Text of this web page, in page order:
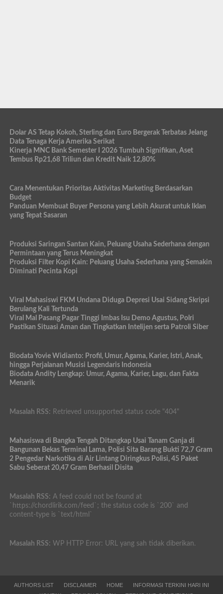
Dolar AS Tetap Kokoh, Sterling dan Euro Bergerak Terbatas Jelang
Data Tenaga Kerja Amerika Serikat
Kinerja MNC Bank Semester I 2026 Tumbuh Signifikan, Aset
Tembus Rp21,68 Triliun dan Kredit Naik 12,80%
Cara Menentukan Prioritas Aktivitas Marketing Berdasarkan
Budget
Panduan Membuat Buyer Persona yang Lebih Akurat untuk Iklan
yang Tepat Sasaran
Produksi Saringan Santan Kain, Peluang Usaha Sederhana dengan
Permintaan yang Terus Meningkat
Produksi Filter Kopi Kain: Peluang Usaha Sederhana yang Semakin
Diminati Pecinta Kopi
Viral Mahasiswi FKM Undana Diduga Depresi Usai Sidang Skripsi
Berulang Kali Tertunda
Viral Mal Pasang Pagar Tinggi Imbas Isu Demo Agustus, Polri
Pastikan Situasi Aman dan Tingkatkan Intelijen serta Patroli Siber
Biodata Yovie Widianto: Profil, Umur, Agama, Karier, Istri, Anak,
hingga Perjalanan Musisi Legendaris Indonesia
Biodata Andity Lengkap: Umur, Agama, Karier, Lagu, dan Fakta
Menarik
Masalah RSS: Retrieved unsupported status code "404"
Mahasiswa di Bangka Tengah Ditangkap Usai Tanam Ganja di
Bangunan Bekas Terminal Lama, Polisi Sita Barang Bukti 72,7 Gram
2 Pengedar Narkotika di Air Lintang Diringkus Polisi, 45 Paket
Sabu Seberat 20,47 Gram Berhasil Disita
Masalah RSS: A feed could not be found at
`https://chordlirik.com/feed`; the status code is `200` and
content-type is `text/html`
Masalah RSS: WP HTTP Error: URL yang sah tidak diberikan.
AUTHORS LIST DISCLAIMER HOME
INFORMASI TERKINI HARI INI